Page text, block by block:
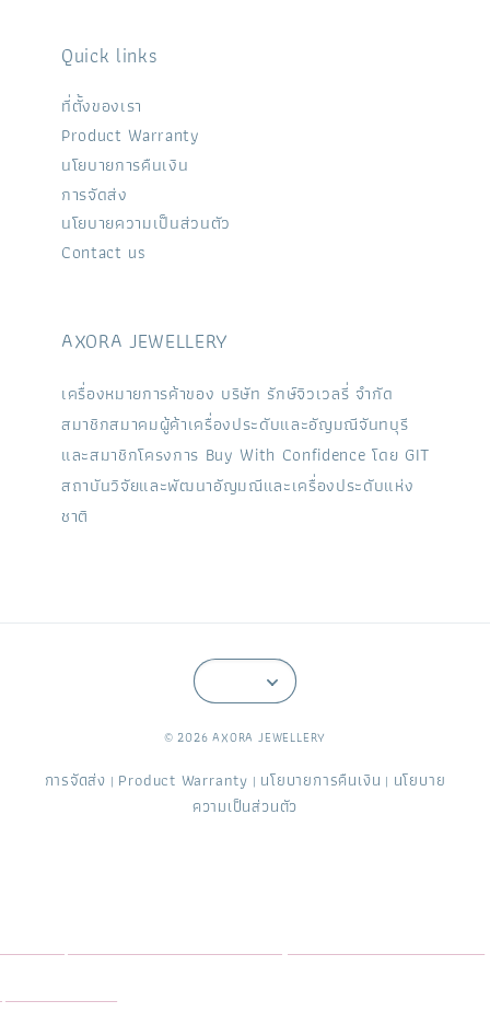
Quick links
ที่ตั้งของเรา
Product Warranty
นโยบายการคืนเงิน
การจัดส่ง
นโยบายความเป็นส่วนตัว
Contact us
AXORA JEWELLERY
เครื่องหมายการค้าของ บริษัท รักษ์จิวเวลรี่ จำกัด
สมาชิกสมาคมผู้ค้าเครื่องประดับและอัญมณีจันทบุรี
และสมาชิกโครงการ Buy With Confidence โดย GIT
สถาบันวิจัยและพัฒนาอัญมณีและเครื่องประดับแห่ง
ชาติ
© 2026 AXORA JEWELLERY
การจัดส่ง | Product Warranty | นโยบายการคืนเงิน | นโยบาย
ความเป็นส่วนตัว